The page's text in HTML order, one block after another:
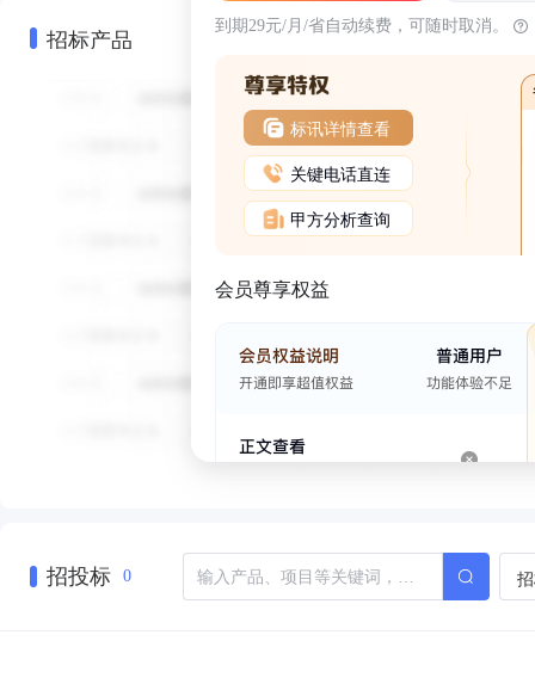
招标产品 到期29元/月/省自动续费，可随时取消。
标讯详情查看
关键电话直连
甲方分析查询
会员尊享权益
招投标 0